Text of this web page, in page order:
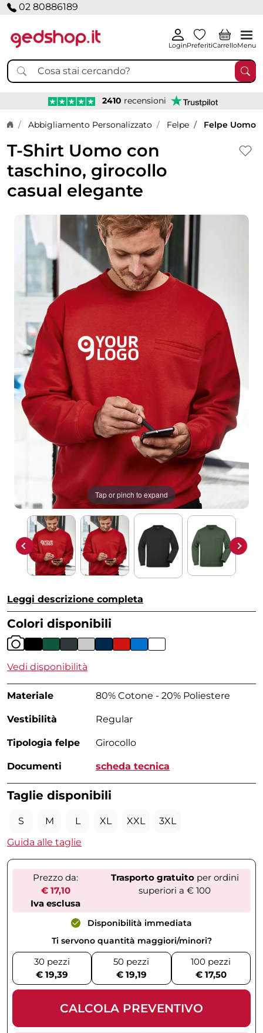
02 80886189
LoginPreferitiCarrelloMenu
2410 recensioni
Home page
Abbigliamento Personalizzato Felpe Felpe Uomo
T-Shirt Uomo con
taschino, girocollo
casual elegante
Tap or pinch to expand
Leggi descrizione completa
Colori disponibili
Vedi disponibilità
Materiale 80% Cotone - 20% Poliestere
Vestibilità Regular
Tipologia felpe Girocollo
Documenti scheda tecnica
Taglie disponibili
S M L XL XXL
3XL
Guida alle taglie
Prezzo da:
€ 17,10
Iva esclusa
Trasporto gratuitoper ordini
superiori a € 100
Disponibilità immediata
Ti servono quantità maggiori/minori?
30 pezzi
€ 19,39
50 pezzi
€ 19,19
100 pezzi
€ 17,50
CALCOLA PREVENTIVO